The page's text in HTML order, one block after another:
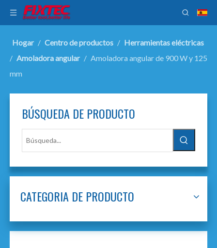
Hogar / Centro de productos / Herramientas eléctricas
/ Amoladora angular / Amoladora angular de 900 W y 125
mm
BÚSQUEDA DE PRODUCTO
CATEGORIA DE PRODUCTO